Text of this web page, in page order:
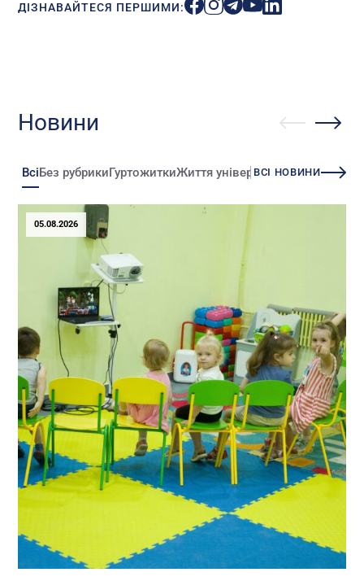
ДІЗНАВАЙТЕСЯ ПЕРШИМИ:
Новини
ВсіБез рубрикиГуртожиткиЖиття університетуЗміни
ВСІ НОВИНИ
05.08.2026